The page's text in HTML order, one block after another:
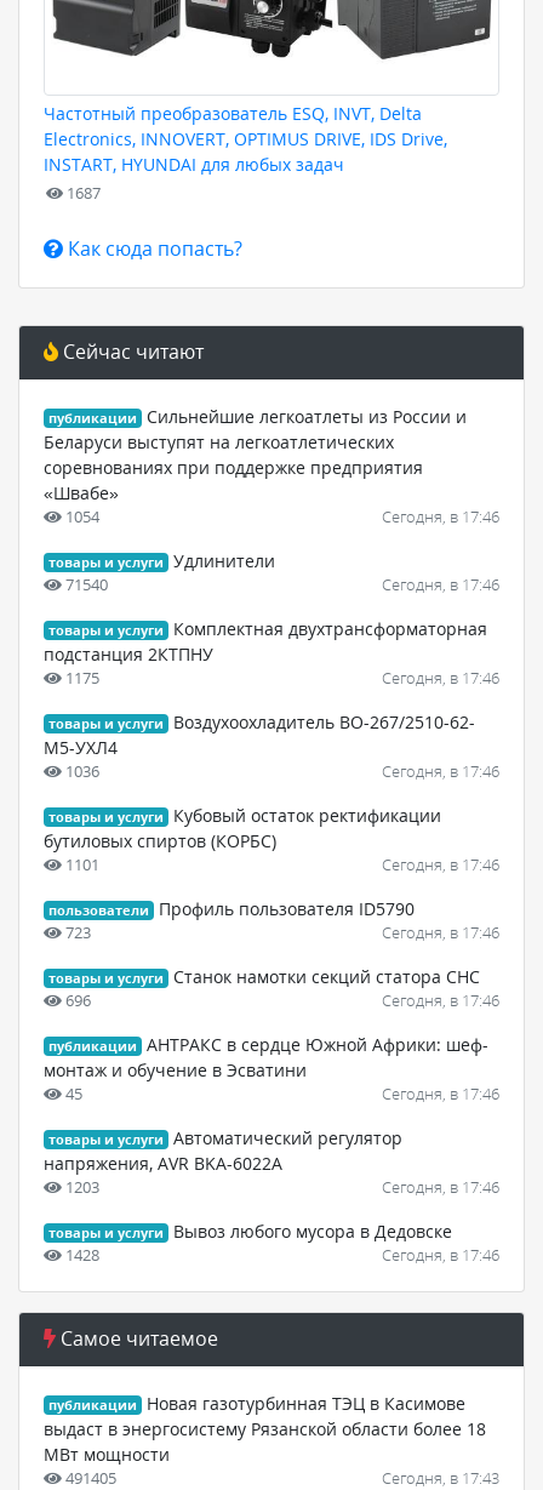
Частотный преобразователь ESQ, INVT, Delta
Electronics, INNOVERT, OPTIMUS DRIVE, IDS Drive,
INSTART, HYUNDAI для любых задач
1687
Как сюда попасть?
Сейчас читают
публикации
Сильнейшие легкоатлеты из России и
Беларуси выступят на легкоатлетических
соревнованиях при поддержке предприятия
«Швабе»
1054 Сегодня, в 17:46
товары и услуги Удлинители
71540 Сегодня, в 17:46
товары и услуги
Комплектная двухтрансформаторная
подстанция 2КТПНУ
1175 Сегодня, в 17:46
товары и услуги
Воздухоохладитель ВО-267/2510-62-
М5-УХЛ4
1036 Сегодня, в 17:46
товары и услуги
Кубовый остаток ректификации
бутиловых спиртов (КОРБС)
1101 Сегодня, в 17:46
пользователи Профиль пользователя ID5790
723 Сегодня, в 17:46
товары и услуги Станок намотки секций статора СНС
696 Сегодня, в 17:46
публикации
АНТРАКС в сердце Южной Африки: шеф-
монтаж и обучение в Эсватини
45 Сегодня, в 17:46
товары и услуги
Автоматический регулятор
напряжения, AVR BKA-6022A
1203 Сегодня, в 17:46
товары и услуги Вывоз любого мусора в Дедовске
1428 Сегодня, в 17:46
Самое читаемое
публикации
Новая газотурбинная ТЭЦ в Касимове
выдаст в энергосистему Рязанской области более 18
МВт мощности
491405 Сегодня, в 17:43